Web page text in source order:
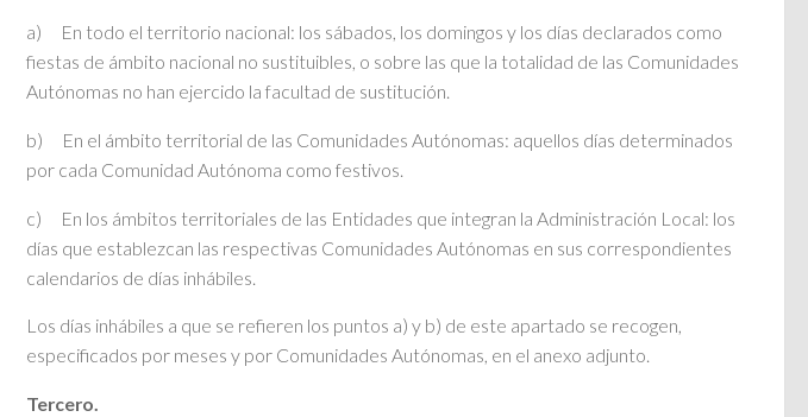
a) En todo el territorio nacional: los sábados, los domingos y los días declarados como
fiestas de ámbito nacional no sustituibles, o sobre las que la totalidad de las Comunidades
Autónomas no han ejercido la facultad de sustitución.
b) En el ámbito territorial de las Comunidades Autónomas: aquellos días determinados
por cada Comunidad Autónoma como festivos.
c) En los ámbitos territoriales de las Entidades que integran la Administración Local: los
días que establezcan las respectivas Comunidades Autónomas en sus correspondientes
calendarios de días inhábiles.
Los días inhábiles a que se refieren los puntos a) y b) de este apartado se recogen,
especificados por meses y por Comunidades Autónomas, en el anexo adjunto.
Tercero.